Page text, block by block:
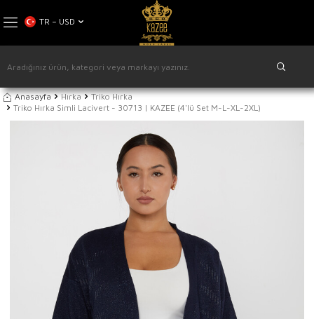
TR − USD
Anasayfa Hırka
Triko Hırka
Triko Hırka Simli Lacivert - 30713 | KAZEE (4'lü Set M-L-XL-2XL)